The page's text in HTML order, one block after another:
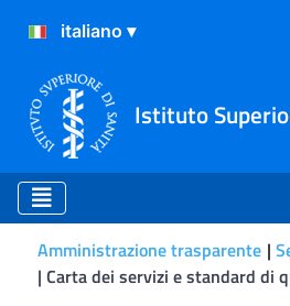
Istituto
Amministrazione trasparente
Carta dei servizi e standard di